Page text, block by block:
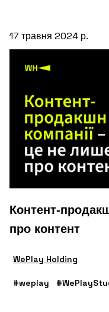
17 травня 2024 р.
Контент-
про контент
WePlay Holding
#weplay